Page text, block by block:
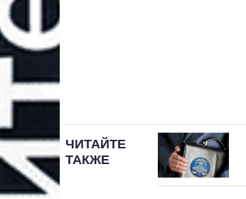
ЧИТАЙТЕ
ТАКЖЕ